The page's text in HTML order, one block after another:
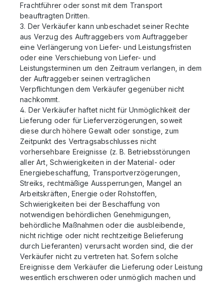
Frachtführer oder sonst mit dem Transport
beauftragten Dritten.
3. Der Verkäufer kann unbeschadet seiner Rechte
aus Verzug des Auftraggebers vom Auftraggeber
eine Verlängerung von Liefer- und Leistungsfristen
oder eine Verschiebung von Liefer- und
Leistungsterminen um den Zeitraum verlangen, in dem
der Auftraggeber seinen vertraglichen
Verpflichtungen dem Verkäufer gegenüber nicht
nachkommt.
4. Der Verkäufer haftet nicht für Unmöglichkeit der
Lieferung oder für Lieferverzögerungen, soweit
diese durch höhere Gewalt oder sonstige, zum
Zeitpunkt des Vertragsabschlusses nicht
vorhersehbare Ereignisse (z. B. Betriebsstörungen
aller Art, Schwierigkeiten in der Material- oder
Energiebeschaffung, Transportverzögerungen,
Streiks, rechtmäßige Aussperrungen, Mangel an
Arbeitskräften, Energie oder Rohstoffen,
Schwierigkeiten bei der Beschaffung von
notwendigen behördlichen Genehmigungen,
behördliche Maßnahmen oder die ausbleibende,
nicht richtige oder nicht rechtzeitige Belieferung
durch Lieferanten) verursacht worden sind, die der
Verkäufer nicht zu vertreten hat. Sofern solche
Ereignisse dem Verkäufer die Lieferung oder Leistung
wesentlich erschweren oder unmöglich machen und